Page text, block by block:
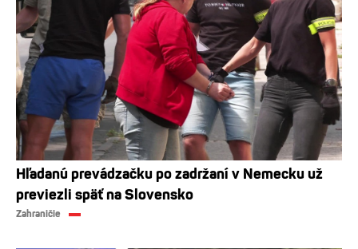
Hľadanú prevádzačku po zadržaní v Nemecku už
previezli späť na Slovensko
Zahraničie